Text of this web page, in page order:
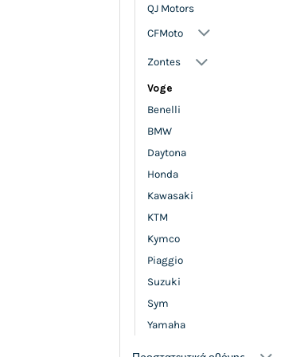
QJ Motors
CFMoto
Zontes
Voge
Benelli
BMW
Daytona
Honda
Kawasaki
KTM
Kymco
Piaggio
Suzuki
Sym
Yamaha